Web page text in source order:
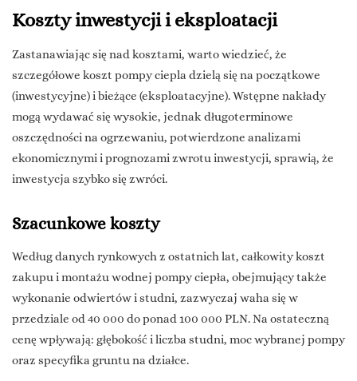
Koszty inwestycji i eksploatacji
Zastanawiając się nad kosztami, warto wiedzieć, że
szczegółowe koszt pompy ciepla dzielą się na początkowe
(inwestycyjne) i bieżące (eksploatacyjne). Wstępne nakłady
mogą wydawać się wysokie, jednak długoterminowe
oszczędności na ogrzewaniu, potwierdzone analizami
ekonomicznymi i prognozami zwrotu inwestycji, sprawią, że
inwestycja szybko się zwróci.
Szacunkowe koszty
Według danych rynkowych z ostatnich lat, całkowity koszt
zakupu i montażu wodnej pompy ciepła, obejmujący także
wykonanie odwiertów i studni, zazwyczaj waha się w
przedziale od 40 000 do ponad 100 000 PLN. Na ostateczną
cenę wpływają: głębokość i liczba studni, moc wybranej pompy
oraz specyfika gruntu na działce.